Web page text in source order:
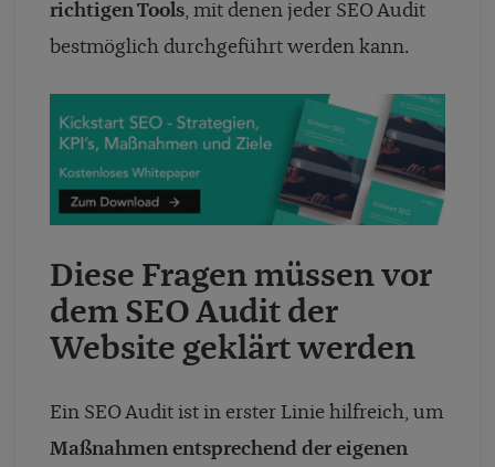
richtigen Tools, mit denen jeder SEO Audit
bestmöglich durchgeführt werden kann.
Diese Fragen müssen vor
dem SEO Audit der
Website geklärt werden
Ein SEO Audit ist in erster Linie hilfreich, um
Maßnahmen entsprechend der eigenen